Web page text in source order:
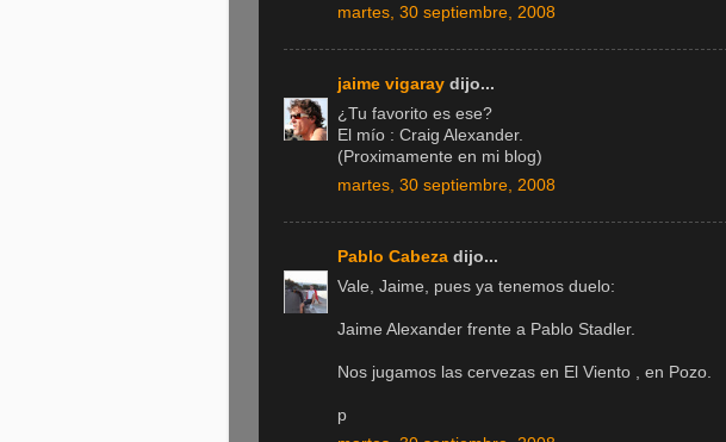
martes, 30 septiembre, 2008
jaime vigaray dijo...
¿Tu favorito es ese?
El mío : Craig Alexander.
(Proximamente en mi blog)
martes, 30 septiembre, 2008
Pablo Cabeza dijo...
Vale, Jaime, pues ya tenemos duelo:
Jaime Alexander frente a Pablo Stadler.
Nos jugamos las cervezas en El Viento , en Pozo.
p